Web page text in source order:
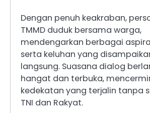
Dengan penuh keakraban,
TMMD duduk bersama warga,
mendengarkan berbagai
serta keluhan yang
langsung. Suasana dialog
hangat dan terbuka,
kedekatan yang terjalin tanpa
TNI dan Rakyat.